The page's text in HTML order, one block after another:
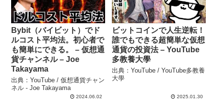
Bybit（バイビット）でド
ルコスト平均法。初心者で
も簡単にできる。 – 仮想通
貨チャンネル – Joe
Takayama
出典：YouTube / 仮想通貨チャン
ネル - Joe Takayama
2024.06.02
ビットコインで人生逆転！
誰でもできる超簡単な仮想
通貨の投資法 – YouTube
多教養大學
出典：YouTube / YouTube多教養
大學
2025.01.30